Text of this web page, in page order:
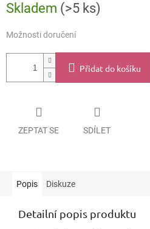
cena:
Skladem (>5 ks)
Možnosti doručení
Přidat do košíku
ZEPTAT SE SDÍLET
Popis Diskuze
Detailní popis produktu